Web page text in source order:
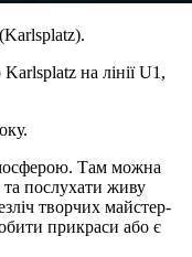
Karlsplatz на лінії U1,
Там можна
та послухати живу
творчих майстер-
прикраси або є